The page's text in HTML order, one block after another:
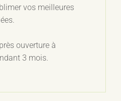
vos meilleures
ouverture à
3 mois.